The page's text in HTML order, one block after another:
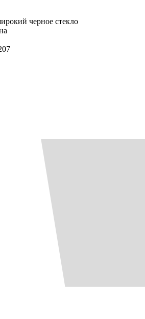
черное стекло